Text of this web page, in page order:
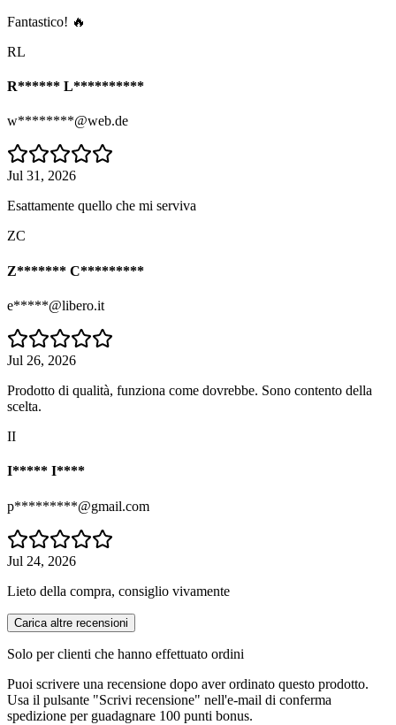
Fantastico! 🔥
RL
R****** L**********
w********@web.de
Jul 31, 2026
Esattamente quello che mi serviva
ZC
Z******* C*********
e*****@libero.it
Jul 26, 2026
Prodotto di qualità, funziona come dovrebbe. Sono contento della
scelta.
II
I***** I****
p*********@gmail.com
Jul 24, 2026
Lieto della compra, consiglio vivamente
Carica altre recensioni
Solo per clienti che hanno effettuato ordini
Puoi scrivere una recensione dopo aver ordinato questo prodotto.
Usa il pulsante "Scrivi recensione" nell'e-mail di conferma
spedizione per guadagnare 100 punti bonus.